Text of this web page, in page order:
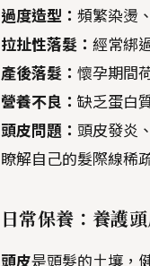
過度造型： 頻繁染燙
拉扯性落髮： 經常綁
產後落髮： 懷孕期間
營養不良： 缺乏蛋白
頭皮問題： 頭皮發炎
瞭解自己的髮際線稀
日常保養：養護
頭皮是頭髮的土壤，